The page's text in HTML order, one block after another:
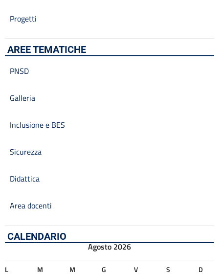
Progetti
AREE TEMATICHE
PNSD
Galleria
Inclusione e BES
Sicurezza
Didattica
Area docenti
CALENDARIO
Agosto 2026
L M M G V S D